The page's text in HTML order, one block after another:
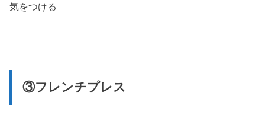
気をつける
③フレンチプレス